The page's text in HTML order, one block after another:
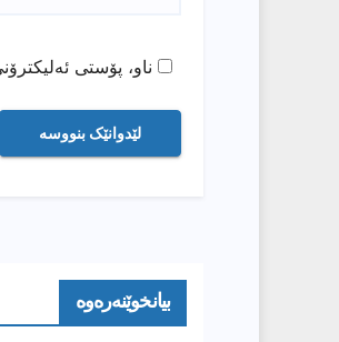
ناو، پۆستی
بیانخوێنەرەوە